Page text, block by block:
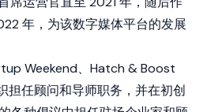
年，为该数字媒体平台的发展
Weekend、Hatch & Boost
担任顾问和导师职务，并在初创